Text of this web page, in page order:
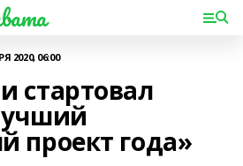
2020, 06:00
стартовал
проект года»